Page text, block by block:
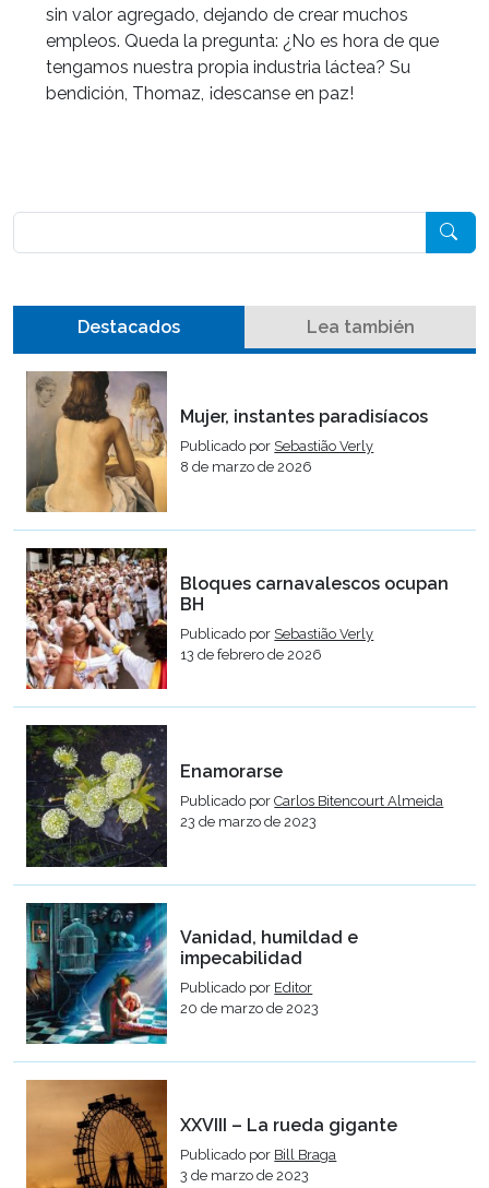
sin valor agregado, dejando de crear muchos
empleos. Queda la pregunta: ¿No es hora de que
tengamos nuestra propia industria láctea? Su
bendición, Thomaz, ¡descanse en paz!
Destacados Lea también
Mujer, instantes paradisíacos
Publicado por Sebastião Verly
8 de marzo de 2026
Bloques carnavalescos ocupan
BH
Publicado por Sebastião Verly
13 de febrero de 2026
Enamorarse
Publicado porCarlos Bitencourt Almeida
23 de marzo de 2023
Vanidad, humildad e
impecabilidad
Publicado por Editor
20 de marzo de 2023
XXVIII – La rueda gigante
Publicado por Bill Braga
3 de marzo de 2023